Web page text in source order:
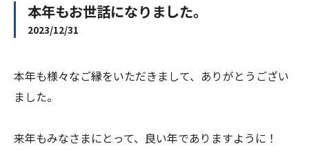
本年もお世話になりました。
2023/12/31
本年も様々なご縁をいただきまして、ありがとうござい
ました。
来年もみなさまにとって、良い年でありますように！